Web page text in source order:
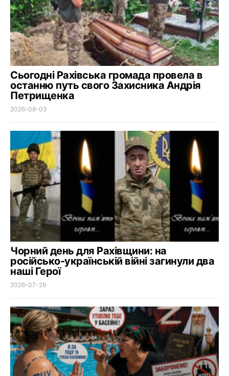
Сьогодні Рахівська громада провела в
останню путь свого Захисника Андрія
Петрищенка
2026-08-03
Чорний день для Рахівщини: на
російсько-українській війні загинули два
наші Герої
2026-07-29